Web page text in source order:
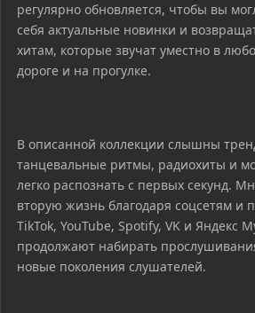
регулярно обновляется, чтобы вы
себя актуальные новинки и
хитам, которые звучат уместно в
дороге и на прогулке.
В описанной коллекции слышны
танцевальные ритмы, радиохиты и
легко распознать с первых секунд.
вторую жизнь благодаря соцсетям
TikTok, YouTube, Spotify, VK и Яндекс
продолжают набирать
новые поколения слушателей.